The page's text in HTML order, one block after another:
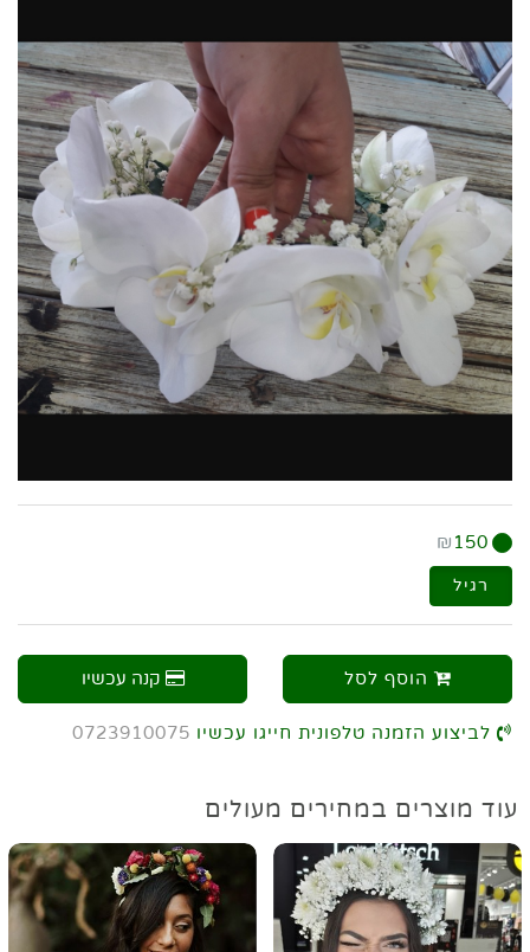
₪ 150
רגיל
הוסף לסל קנה עכשיו
לביצוע הזמנה טלפונית חייגו עכשיו 0723910075
עוד מוצרים במחירים מעולים